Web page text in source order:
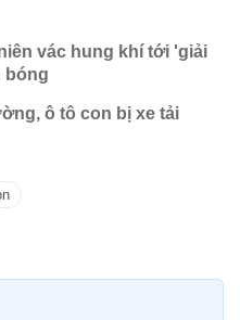
vác hung khí tới 'giải
bóng
ô tô con bị xe tải